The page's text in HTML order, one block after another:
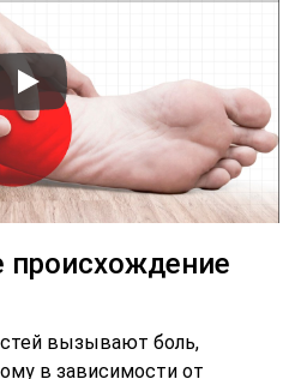
происхождение
вызывают боль,
в зависимости от